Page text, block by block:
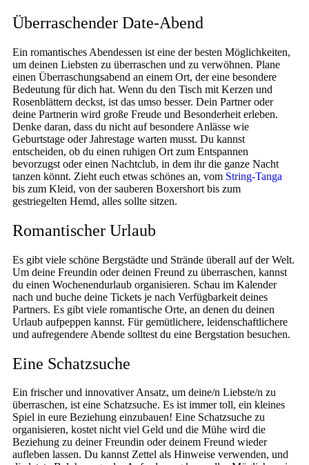
Überraschender Date-Abend
Ein romantisches Abendessen ist eine der besten Möglichkeiten,
um deinen Liebsten zu überraschen und zu verwöhnen. Plane
einen Überraschungsabend an einem Ort, der eine besondere
Bedeutung für dich hat. Wenn du den Tisch mit Kerzen und
Rosenblättern deckst, ist das umso besser. Dein Partner oder
deine Partnerin wird große Freude und Besonderheit erleben.
Denke daran, dass du nicht auf besondere Anlässe wie
Geburtstage oder Jahrestage warten musst. Du kannst
entscheiden, ob du einen ruhigen Ort zum Entspannen
bevorzugst oder einen Nachtclub, in dem ihr die ganze Nacht
tanzen könnt. Zieht euch etwas schönes an, vom String-Tanga
bis zum Kleid, von der sauberen Boxershort bis zum
gestriegelten Hemd, alles sollte sitzen.
Romantischer Urlaub
Es gibt viele schöne Bergstädte und Strände überall auf der Welt.
Um deine Freundin oder deinen Freund zu überraschen, kannst
du einen Wochenendurlaub organisieren. Schau im Kalender
nach und buche deine Tickets je nach Verfügbarkeit deines
Partners. Es gibt viele romantische Orte, an denen du deinen
Urlaub aufpeppen kannst. Für gemütlichere, leidenschaftlichere
und aufregendere Abende solltest du eine Bergstation besuchen.
Eine Schatzsuche
Ein frischer und innovativer Ansatz, um deine/n Liebste/n zu
überraschen, ist eine Schatzsuche. Es ist immer toll, ein kleines
Spiel in eure Beziehung einzubauen! Eine Schatzsuche zu
organisieren, kostet nicht viel Geld und die Mühe wird die
Beziehung zu deiner Freundin oder deinem Freund wieder
aufleben lassen. Du kannst Zettel als Hinweise verwenden, und